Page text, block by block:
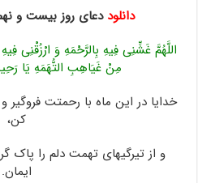
دانلود دعای روز بیست و
اللَّهُمَّ غَشِّنِی فِیهِ بِالرَّحْمَهِ وَ ارْزُقْنِی
مِنْ غَیَاهِبِ التُّهَمَهِ یَا
خدایا در این ماه با رحمتت
کن،
و از تیرگیهاى تهمت دلم را پاک
ایمان.